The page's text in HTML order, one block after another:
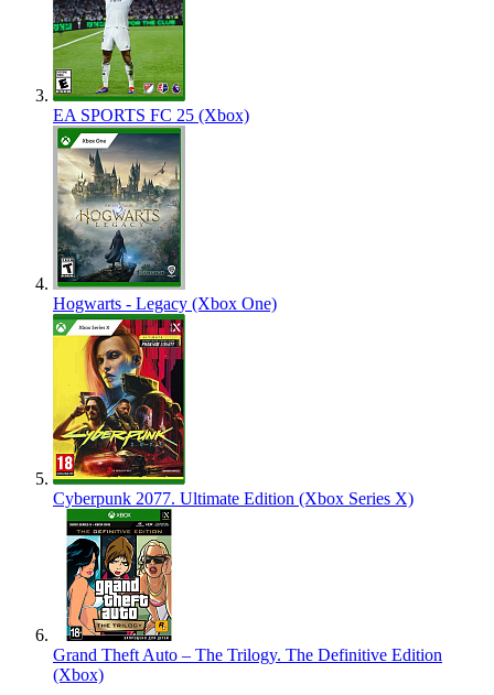
EA SPORTS FC 25 (Xbox)
Hogwarts - Legacy (Xbox One)
Cyberpunk 2077. Ultimate Edition (Xbox Series X)
Grand Theft Auto – The Trilogy. The Definitive Edition
(Xbox)